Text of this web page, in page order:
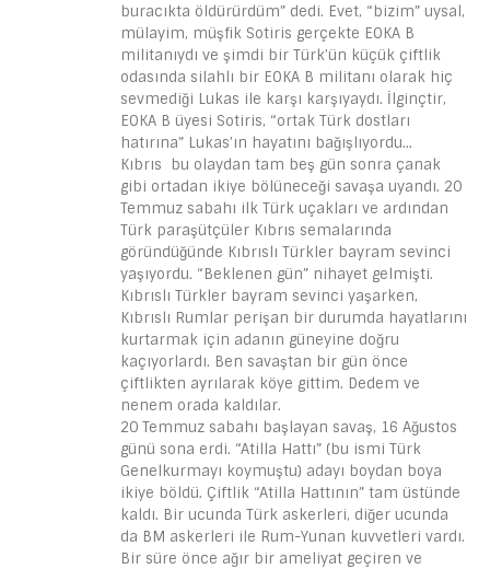
buracıkta öldürürdüm” dedi. Evet, “bizim” uysal,
mülayim, müşfik Sotiris gerçekte EOKA B
militanıydı ve şimdi bir Türk’ün küçük çiftlik
odasında silahlı bir EOKA B militanı olarak hiç
sevmediği Lukas ile karşı karşıyaydı. İlginçtir,
EOKA B üyesi Sotiris, “ortak Türk dostları
hatırına” Lukas’ın hayatını bağışlıyordu…
Kıbrıs bu olaydan tam beş gün sonra çanak
gibi ortadan ikiye bölüneceği savaşa uyandı. 20
Temmuz sabahı ilk Türk uçakları ve ardından
Türk paraşütçüler Kıbrıs semalarında
göründüğünde Kıbrıslı Türkler bayram sevinci
yaşıyordu. “Beklenen gün” nihayet gelmişti.
Kıbrıslı Türkler bayram sevinci yaşarken,
Kıbrıslı Rumlar perişan bir durumda hayatlarını
kurtarmak için adanın güneyine doğru
kaçıyorlardı. Ben savaştan bir gün önce
çiftlikten ayrılarak köye gittim. Dedem ve
nenem orada kaldılar.
20 Temmuz sabahı başlayan savaş, 16 Ağustos
günü sona erdi. “Atilla Hattı” (bu ismi Türk
Genelkurmayı koymuştu) adayı boydan boya
ikiye böldü. Çiftlik “Atilla Hattının” tam üstünde
kaldı. Bir ucunda Türk askerleri, diğer ucunda
da BM askerleri ile Rum-Yunan kuvvetleri vardı.
Bir süre önce ağır bir ameliyat geçiren ve